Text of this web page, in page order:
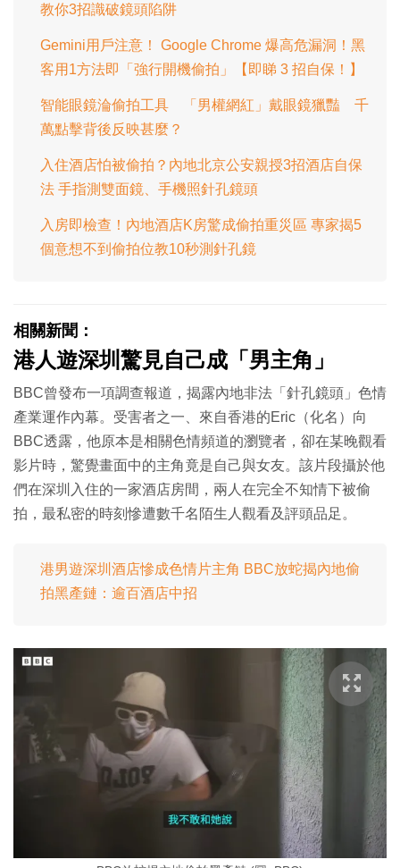
教你3招識破鏡頭陷阱
Gemini用戶注意！ Google Chrome 爆高危漏洞！黑
客用1方法即「強行開機偷拍」【即睇 3 招自保！】
智能眼鏡淪偷拍工具 「男權網紅」戴眼鏡獵豔 千
萬點擊背後反映甚麼？
入住酒店怕被偷拍？內地北京公安親授3招酒店自保
法 手指測雙面鏡、手機照針孔鏡頭
入房即檢查！內地酒店K房驚成偷拍重災區 專家揭5
個意想不到偷拍位教10秒測針孔鏡
相關新聞：
港人遊深圳驚見自己成「男主角」
BBC曾發布一項調查報道，揭露內地非法「針孔鏡頭」色情
產業運作內幕。受害者之一、來自香港的Eric（化名）向
BBC透露，他原本是相關色情頻道的瀏覽者，卻在某晚觀看
影片時，驚覺畫面中的主角竟是自己與女友。該片段攝於他
們在深圳入住的一家酒店房間，兩人在完全不知情下被偷
拍，最私密的時刻慘遭數千名陌生人觀看及評頭品足。
港男遊深圳酒店慘成色情片主角 BBC放蛇揭內地偷
拍黑產鏈：逾百酒店中招